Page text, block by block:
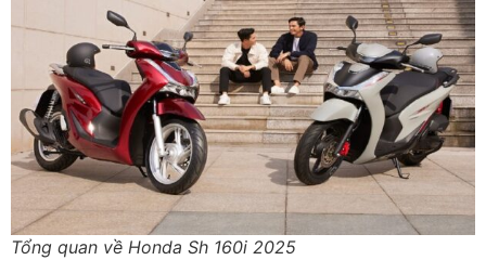
Tổng quan về Honda Sh 160i 2025